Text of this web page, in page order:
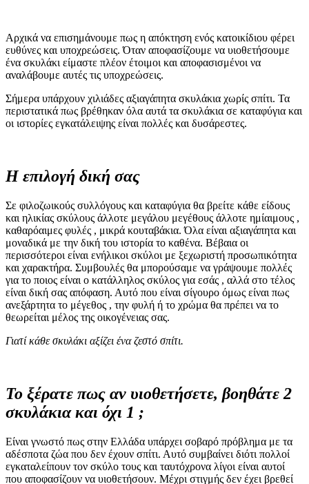
Αρχικά να επισημάνουμε πως η απόκτηση ενός κατοικίδιου φέρει
ευθύνες και υποχρεώσεις. Όταν αποφασίζουμε να υιοθετήσουμε
ένα σκυλάκι είμαστε πλέον έτοιμοι και αποφασισμένοι να
αναλάβουμε αυτές τις υποχρεώσεις.
Σήμερα υπάρχουν χιλιάδες αξιαγάπητα σκυλάκια χωρίς σπίτι. Τα
περιστατικά πως βρέθηκαν όλα αυτά τα σκυλάκια σε καταφύγια και
οι ιστορίες εγκατάλειψης είναι πολλές και δυσάρεστες.
Η επιλογή δική σας
Σε φιλοζωικούς συλλόγους και καταφύγια θα βρείτε κάθε είδους
και ηλικίας σκύλους άλλοτε μεγάλου μεγέθους άλλοτε ημίαιμους ,
καθαρόαιμες φυλές , μικρά κουταβάκια. Όλα είναι αξιαγάπητα και
μοναδικά με την δική του ιστορία το καθένα. Βέβαια οι
περισσότεροι είναι ενήλικοι σκύλοι με ξεχωριστή προσωπικότητα
και χαρακτήρα. Συμβουλές θα μπορούσαμε να γράψουμε πολλές
για το ποιος είναι ο κατάλληλος σκύλος για εσάς , αλλά στο τέλος
είναι δική σας απόφαση. Αυτό που είναι σίγουρο όμως είναι πως
ανεξάρτητα το μέγεθος , την φυλή ή το χρώμα θα πρέπει να το
θεωρείται μέλος της οικογένειας σας.
Γιατί κάθε σκυλάκι αξίζει ένα ζεστό σπίτι.
Το ξέρατε πως αν υιοθετήσετε, βοηθάτε 2
σκυλάκια και όχι 1 ;
Είναι γνωστό πως στην Ελλάδα υπάρχει σοβαρό πρόβλημα με τα
αδέσποτα ζώα που δεν έχουν σπίτι. Αυτό συμβαίνει διότι πολλοί
εγκαταλείπουν τον σκύλο τους και ταυτόχρονα λίγοι είναι αυτοί
που αποφασίζουν να υιοθετήσουν. Μέχρι στιγμής δεν έχει βρεθεί